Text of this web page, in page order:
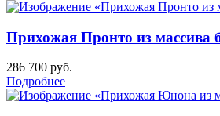
Прихожая Пронто из массива
286 700 руб.
Подробнее